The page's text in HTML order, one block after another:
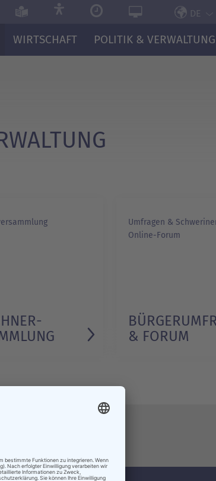
DE
WIRTSCHAFT POLITIK & VERWALTUNG
& FORUM
Umfragen &
Online-Forum
könnte